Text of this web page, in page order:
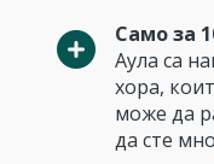
Само за
Аула са
хора,
може да
да сте